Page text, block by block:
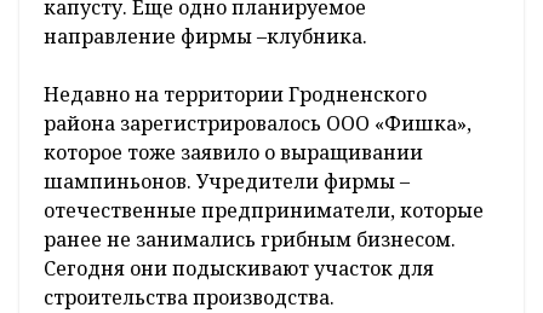
капусту. Еще одно планируемое
направление фирмы –клубника.
Недавно на территории Гродненского
района зарегистрировалось ООО «Фишка»,
которое тоже заявило о выращивании
шампиньонов. Учредители фирмы –
отечественные предприниматели, которые
ранее не занимались грибным бизнесом.
Сегодня они подыскивают участок для
строительства производства.